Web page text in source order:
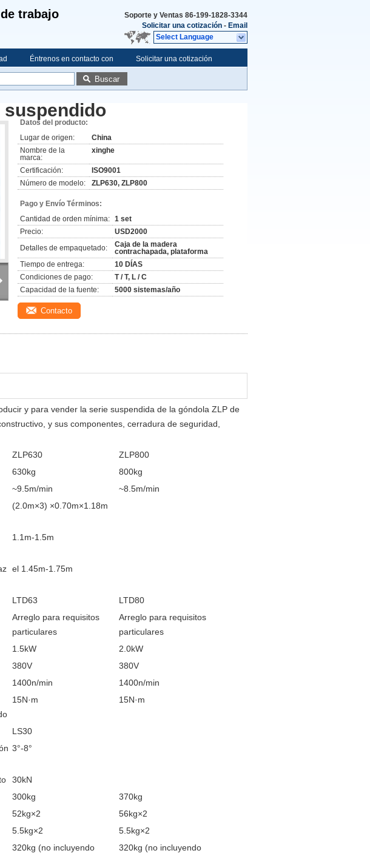
trabajo Soporte y Ventas 86-199-1828-3344
Solicitar una cotización - Email
Select Language
Éntrenos en contacto con Solicitar una cotización
Buscar
suspendido
Datos del producto:
Lugar de origen:
China
Nombre de la
marca:
xinghe
Certificación:
ISO9001
Número de modelo:
ZLP630, ZLP800
Pago y Envío Términos:
Cantidad de orden mínima: 1 set
Precio:
USD2000
Detalles de empaquetado:
Caja de la madera
contrachapada, plataforma
Tiempo de entrega:
10 DÍAS
Condiciones de pago:
T / T, L / C
Capacidad de la fuente:
5000 sistemas/año
Contacto
y para vender la serie suspendida de la góndola ZLP de
y sus componentes, cerradura de seguridad,
ZLP630
ZLP800
630kg
800kg
~9.5m/min
~8.5m/min
(2.0m×3) ×0.70m×1.18m
1.1m-1.5m
el 1.45m-1.75m
LTD63
LTD80
Arreglo para requisitos
particulares
Arreglo para requisitos
particulares
1.5kW
2.0kW
380V
380V
1400n/min
1400n/min
15N·m 15N·m
LS30
3°-8°
30kN
300kg
370kg
52kg×2
56kg×2
5.5kg×2
5.5kg×2
320kg (no incluyendo
320kg (no incluyendo